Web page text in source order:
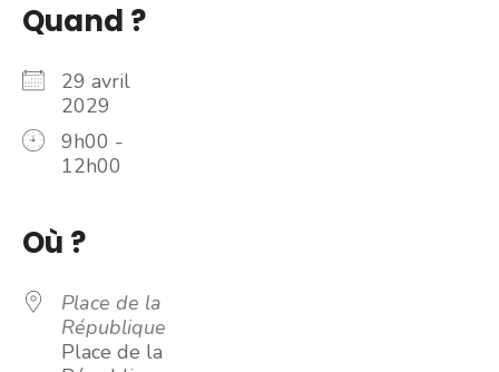
Quand ?
29 avril
2029
9h00 -
12h00
Où ?
Place de la
République
Place de la